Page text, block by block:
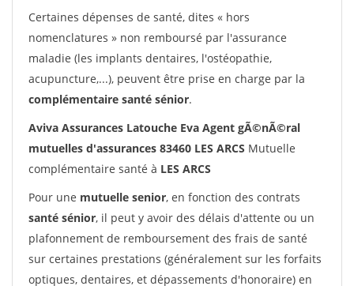
Certaines dépenses de santé, dites « hors
nomenclatures » non remboursé par l'assurance
maladie (les implants dentaires, l'ostéopathie,
acupuncture,...), peuvent être prise en charge par la
complémentaire santé sénior.
Aviva Assurances Latouche Eva Agent gÃ©nÃ©ral
mutuelles d'assurances 83460 LES ARCS Mutuelle
complémentaire santé à LES ARCS
Pour une mutuelle senior, en fonction des contrats
santé sénior, il peut y avoir des délais d'attente ou un
plafonnement de remboursement des frais de santé
sur certaines prestations (généralement sur les forfaits
optiques, dentaires, et dépassements d'honoraire) en